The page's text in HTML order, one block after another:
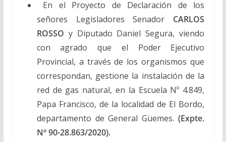
En el Proyecto de Declaración de los
señores Legisladores Senador CARLOS
ROSSO y Diputado Daniel Segura, viendo
con agrado que el Poder Ejecutivo
Provincial, a través de los organismos que
correspondan, gestione la instalación de la
red de gas natural, en la Escuela Nº 4.849,
Papa Francisco, de la localidad de El Bordo,
departamento de General Güemes.(Expte.
Nº 90-28.863/2020).